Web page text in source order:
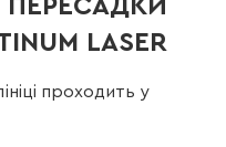
ПЕРЕСАДКИ
LASER
проходить у